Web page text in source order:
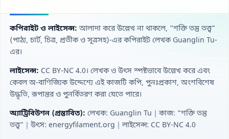
কপিরাইট ও লাইসেন্স: আলাদা করে উল্লেখ না থাকলে, “শক্তি তন্তু তত্ত্ব”
(পাঠ্য, চার্ট, চিত্র, প্রতীক ও সূত্রসহ)-এর কপিরাইট লেখক Guanglin Tu-
এর।
লাইসেন্স: CC BY‑NC 4.0। লেখক ও উৎস স্পষ্টভাবে উল্লেখ করে এবং
কেবল অ-বাণিজ্যিক উদ্দেশ্যে এই কাজটি কপি, পুনঃপ্রকাশ, অংশবিশেষ
উদ্ধৃতি, রূপান্তর ও পুনর্বিতরণ করা যেতে পারে।
অ্যাট্রিবিউশন (প্রস্তাবিত): লেখক: Guanglin Tu｜কাজ: “শক্তি তন্তু
তত্ত্ব”｜উৎস: energyfilament.org｜লাইসেন্স: CC BY‑NC 4.0